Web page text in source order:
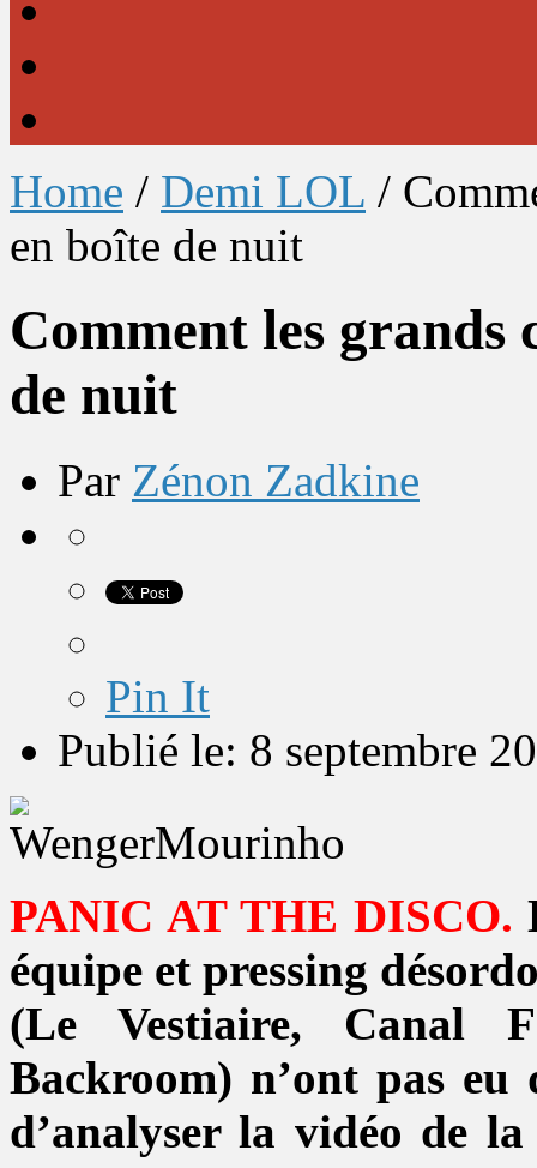
Home / Demi LOL /
en boîte de nuit
Comment les grands
de nuit
Par Zénon Zadkine
Pin It
Publié le: 8 septembre
PANIC AT THE DISCO.
équipe et pressing
(Le Vestiaire, Canal
Backroom) n’ont pas eu
d’analyser la vidéo de